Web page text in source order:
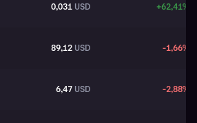
0,031 USD +62,41%
89,12 USD -1,66%
6,47 USD -2,88%